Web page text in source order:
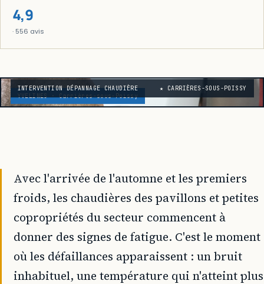
4,9
· 556 avis
YVELINES · Carrières-sous-Poissy
INTERVENTION DÉPANNAGE CHAUDIÈRE ★ CARRIÈRES-SOUS-POISSY
Avec l'arrivée de l'automne et les premiers
froids, les chaudières des pavillons et petites
copropriétés du secteur commencent à
donner des signes de fatigue. C'est le moment
où les défaillances apparaissent : un bruit
inhabituel, une température qui n'atteint plus